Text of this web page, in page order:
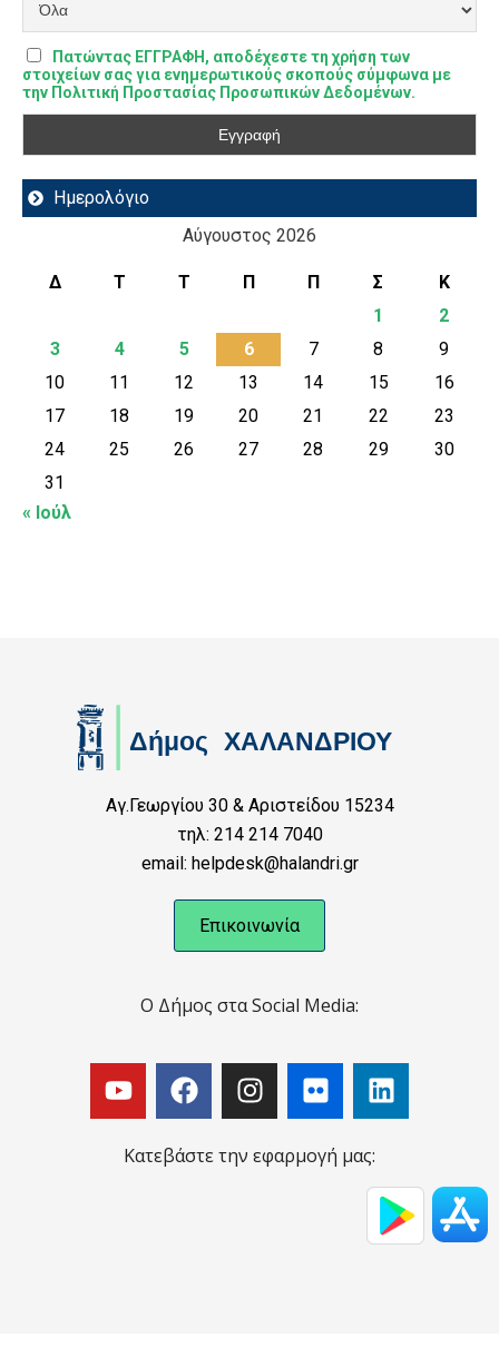
Πατώντας ΕΓΓΡΑΦΗ, αποδέχεστε τη χρήση των
στοιχείων σας για ενημερωτικούς σκοπούς σύμφωνα με
την Πολιτική Προστασίας Προσωπικών Δεδομένων.
Ημερολόγιο
Αύγουστος 2026
Δ Τ Τ Π Π Σ
Κ
1
2
3
4 5 6 7 8
9
10
11 12 13 14 15
16
17
18 19 20 21 22
23
24
25 26 27 28 29
30
31
« Ιούλ
Αγ.Γεωργίου 30 & Αριστείδου 15234
τηλ: 214 214 7040
email: helpdesk@halandri.gr
Επικοινωνία
Ο Δήμος στα Social Media:
Κατεβάστε την εφαρμογή μας: